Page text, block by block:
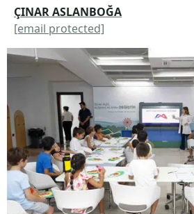
ÇINAR ASLANBOĞA
[email protected]